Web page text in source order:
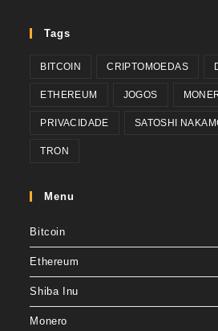
Tags
BITCOIN CRIPTOMOEDAS
ETHEREUM JOGOS
PRIVACIDADE SATOSHI
TRON
Menu
Bitcoin
Ethereum
Shiba Inu
Monero